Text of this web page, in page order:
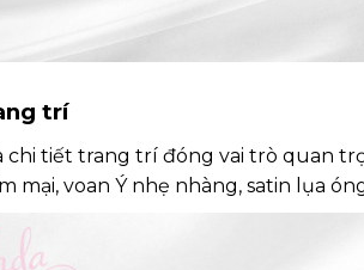
trí
chi tiết trang trí đóng vai trò quan
mại, voan Ý nhẹ nhàng, satin lụa